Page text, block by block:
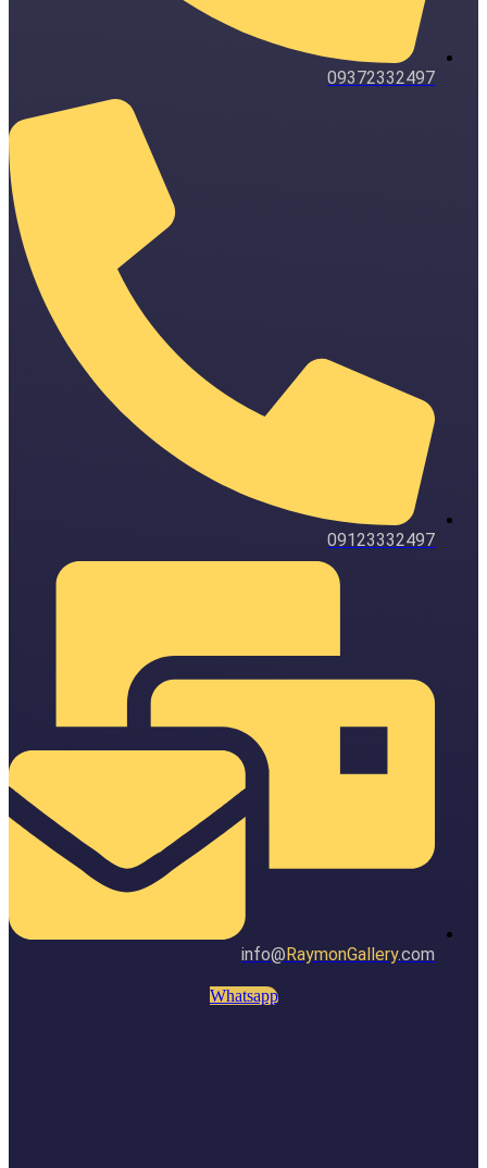
09372332497
09123332497
info@RaymonGallery.com
Whatsapp